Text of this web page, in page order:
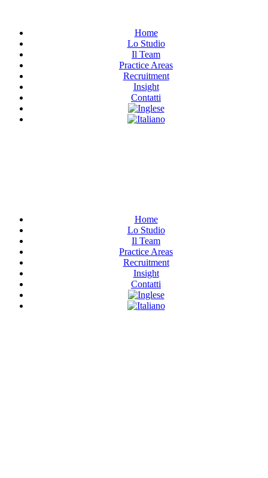
Home
Lo Studio
Il Team
Practice Areas
Recruitment
Insight
Contatti
Home
Lo Studio
Il Team
Practice Areas
Recruitment
Insight
Contatti